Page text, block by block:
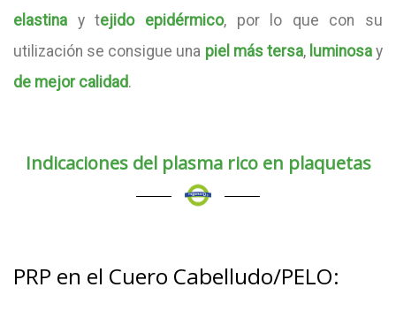
elastina y tejido epidérmico, por lo que con su
utilización se consigue una piel más tersa, luminosay
de mejor calidad.
Indicaciones del plasma rico en plaquetas
PRP en el Cuero Cabelludo/PELO: